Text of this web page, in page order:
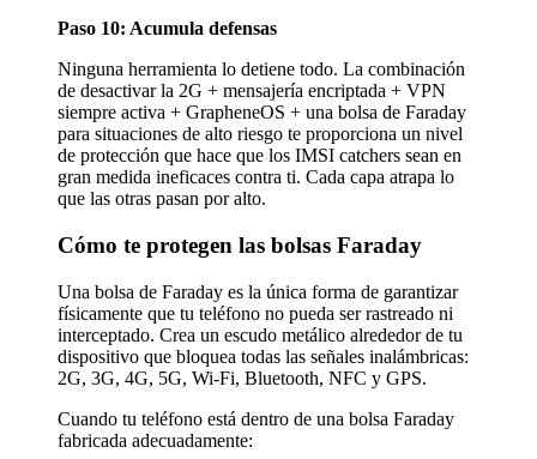
Paso 10: Acumula defensas
Ninguna herramienta lo detiene todo. La combinación
de desactivar la 2G + mensajería encriptada + VPN
siempre activa + GrapheneOS + una bolsa de Faraday
para situaciones de alto riesgo te proporciona un nivel
de protección que hace que los IMSI catchers sean en
gran medida ineficaces contra ti. Cada capa atrapa lo
que las otras pasan por alto.
Cómo te protegen las bolsas Faraday
Una bolsa de Faraday es la única forma de garantizar
físicamente que tu teléfono no pueda ser rastreado ni
interceptado. Crea un escudo metálico alrededor de tu
dispositivo que bloquea todas las señales inalámbricas:
2G, 3G, 4G, 5G, Wi-Fi, Bluetooth, NFC y GPS.
Cuando tu teléfono está dentro de una bolsa Faraday
fabricada adecuadamente: